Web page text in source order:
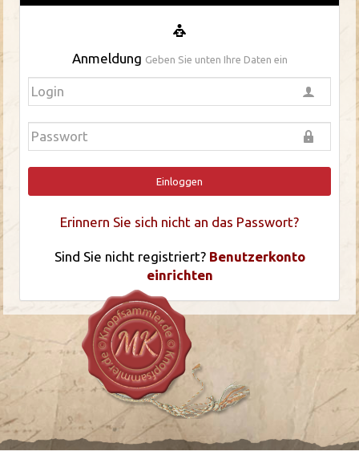
Anmeldung Geben Sie unten Ihre Daten ein
Einloggen
Erinnern Sie sich nicht an das Passwort?
Sind Sie nicht registriert? Benutzerkonto
einrichten